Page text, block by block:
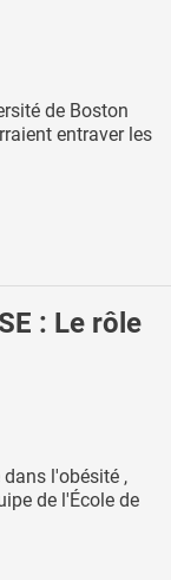
de Boston
entraver les
: Le rôle
l'obésité ,
de l'École de